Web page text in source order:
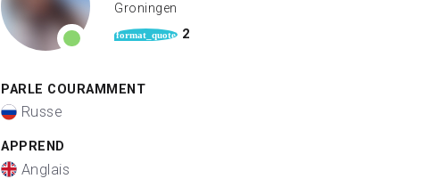
Groningen
format_quote 2
PARLE COURAMMENT
Russe
APPREND
Anglais